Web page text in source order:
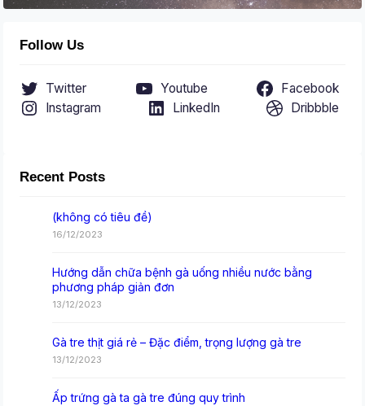
Follow Us
Twitter Youtube
Facebook
Instagram
LinkedIn Dribbble
Recent Posts
(không có tiêu đề)
16/12/2023
Hướng dẫn chữa bệnh gà uống nhiều nước bằng
phương pháp giản đơn
13/12/2023
Gà tre thịt giá rẻ – Đặc điểm, trọng lượng gà tre
13/12/2023
Ấp trứng gà ta gà tre đúng quy trình